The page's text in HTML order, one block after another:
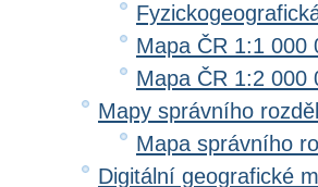
Mapa ČR 1:1 000
Mapa ČR 1:2 000
Mapy správního
Mapa správního
Digitální geografické